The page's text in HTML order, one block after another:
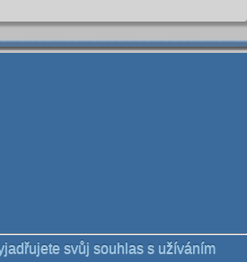
svůj souhlas s užíváním